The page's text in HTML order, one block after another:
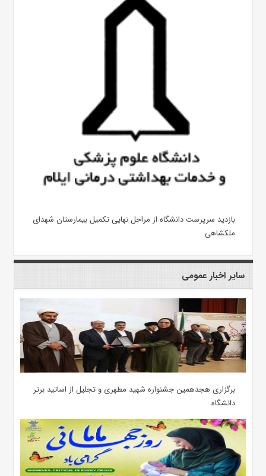
بازدید سرپرست دانشگاه از مراحل نهایی تکمیل بیمارستان شهدای
ملکشاهی
سایر اخبار عمومی
برگزاری هجدهمین جشنواره شهید مطهری و تجلیل از اساتید برتر
دانشگاه